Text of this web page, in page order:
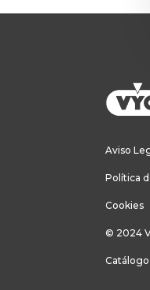
Aviso
Política
Cookies
© 2024
Catálogo